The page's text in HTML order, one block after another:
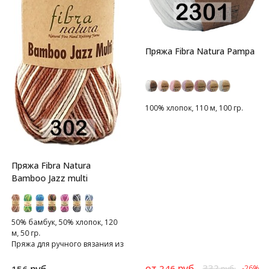
Пряжа Fibra Natura
Bamboo Jazz multi
50% бамбук, 50% хлопок, 120
м, 50 гр.
Пряжа для ручного вязания из
Пряжа Fibra Natura Pampa
100% хлопок, 110 м, 100 гр.